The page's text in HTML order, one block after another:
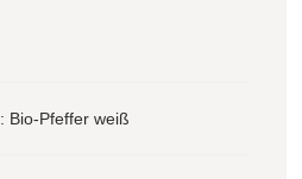
: Bio-Pfeffer weiß